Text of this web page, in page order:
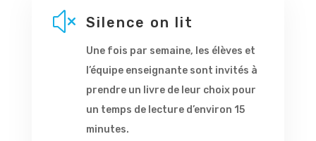
x Silence on lit
Une fois par semaine, les élèves et
l’équipe enseignante sont invités à
prendre un livre de leur choix pour
un temps de lecture d’environ 15
minutes.